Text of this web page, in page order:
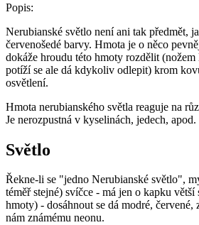
Popis:
Nerubianské světlo není ani tak předmět,
červenošedé barvy. Hmota je o něco
dokáže hroudu této hmoty rozdělit
potíží se ale dá kdykoliv odlepit) krom
osvětlení.
Hmota nerubianského světla reaguje na
Je nerozpustná v kyselinách, jedech, apod.
Světlo
Řekne-li se "jedno Nerubianské světlo",
téměř stejné) svíčce - má jen o kapku
hmoty) - dosáhnout se dá modré,
nám známému neonu.